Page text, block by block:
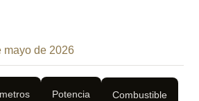
mayo de 2026
Potencia Combustible